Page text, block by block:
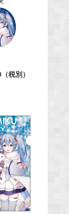
税別）